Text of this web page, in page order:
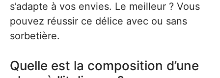
s’adapte à vos envies. Le meilleur ? Vous
pouvez réussir ce délice avec ou sans
sorbetière.
Quelle est la composition d’une